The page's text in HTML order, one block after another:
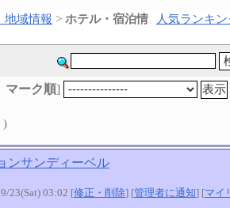
地域情報 > ホテル・宿泊情
人気ランキ
マーク順]
)
ンサンディーベル
23(Sat) 03:02 [修正・削除] [管理者に通知] [マイ